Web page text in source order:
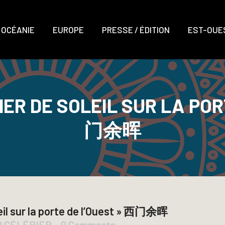
OCÉANIE EUROPE PRESSE / ÉDITION EST-
DE SOLEIL SUR LA
门余晖
sur la porte de l’Ouest » 西门余晖